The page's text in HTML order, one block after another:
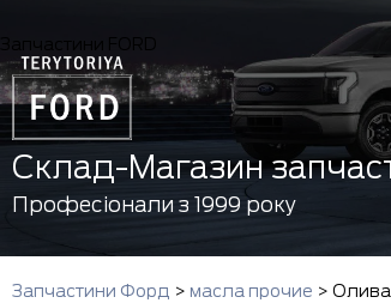
Склад-Магазин
Професіонали з 1999 року
Запчастини Форд > масла прочие > Олива